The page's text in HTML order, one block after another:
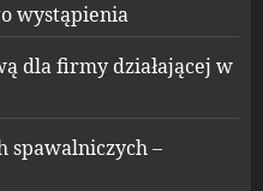
wystąpienia
dla firmy działającej w
spawalniczych –